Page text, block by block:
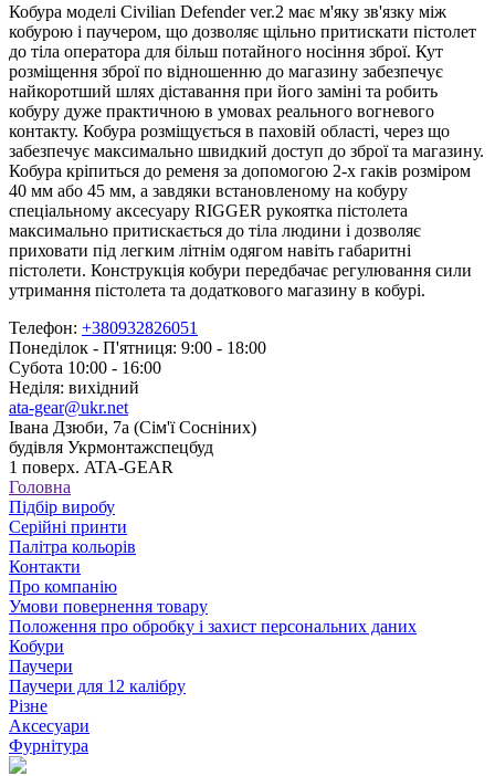
Кобура моделі Civilian Defender ver.2 має м'яку зв'язку між
кобурою і паучером, що дозволяє щільно притискати пістолет
до тіла оператора для більш потайного носіння зброї. Кут
розміщення зброї по відношенню до магазину забезпечує
найкоротший шлях діставання при його заміні та робить
кобуру дуже практичною в умовах реального вогневого
контакту. Кобура розміщується в паховій області, через що
забезпечує максимально швидкий доступ до зброї та магазину.
Кобура кріпиться до ременя за допомогою 2-х гаків розміром
40 мм або 45 мм, а завдяки встановленому на кобуру
спеціальному аксесуару RIGGER рукоятка пістолета
максимально притискається до тіла людини і дозволяє
приховати під легким літнім одягом навіть габаритні
пістолети. Конструкція кобури передбачає регулювання сили
утримання пістолета та додаткового магазину в кобурі.
Телефон: +380932826051
Понеділок - П'ятниця: 9:00 - 18:00
Субота 10:00 - 16:00
Неділя: вихідний
ata-gear@ukr.net
Івана Дзюби, 7а (Сім'ї Сосніних)
будівля Укрмонтажспецбуд
1 поверх. ATA-GEAR
Головна
Підбір виробу
Серійні принти
Палітра кольорів
Контакти
Про компанію
Умови повернення товару
Положення про обробку і захист персональних даних
Кобури
Паучери
Паучери для 12 калібру
Різне
Аксесуари
Фурнітура